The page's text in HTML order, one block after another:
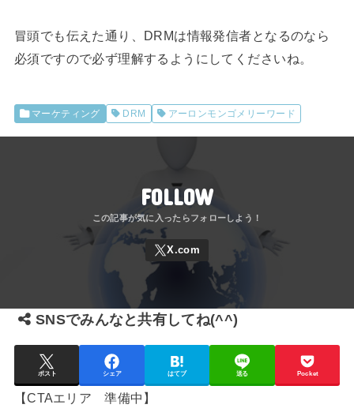
冒頭でも伝えた通り、DRMは情報発信者となるのなら
必須ですので必ず理解するようにしてくださいね。
マーケティング DRM アーロンモンゴメリーワード
FOLLOW
SNSでみんなと共有してね(^^)
ポスト シェア はてブ 送る Pocket
【CTAエリア 準備中】